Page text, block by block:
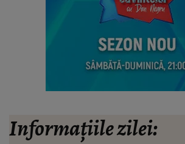
Informațiile zilei: